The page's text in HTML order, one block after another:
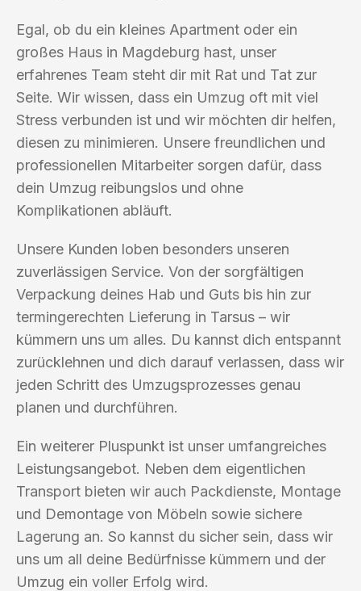
Egal, ob du ein kleines Apartment oder ein
großes Haus in Magdeburg hast, unser
erfahrenes Team steht dir mit Rat und Tat zur
Seite. Wir wissen, dass ein Umzug oft mit viel
Stress verbunden ist und wir möchten dir helfen,
diesen zu minimieren. Unsere freundlichen und
professionellen Mitarbeiter sorgen dafür, dass
dein Umzug reibungslos und ohne
Komplikationen abläuft.
Unsere Kunden loben besonders unseren
zuverlässigen Service. Von der sorgfältigen
Verpackung deines Hab und Guts bis hin zur
termingerechten Lieferung in Tarsus – wir
kümmern uns um alles. Du kannst dich entspannt
zurücklehnen und dich darauf verlassen, dass wir
jeden Schritt des Umzugsprozesses genau
planen und durchführen.
Ein weiterer Pluspunkt ist unser umfangreiches
Leistungsangebot. Neben dem eigentlichen
Transport bieten wir auch Packdienste, Montage
und Demontage von Möbeln sowie sichere
Lagerung an. So kannst du sicher sein, dass wir
uns um all deine Bedürfnisse kümmern und der
Umzug ein voller Erfolg wird.